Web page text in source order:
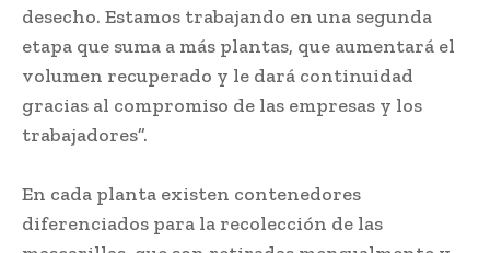
desecho. Estamos trabajando en una segunda
etapa que suma a más plantas, que aumentará el
volumen recuperado y le dará continuidad
gracias al compromiso de las empresas y los
trabajadores”.
En cada planta existen contenedores
diferenciados para la recolección de las